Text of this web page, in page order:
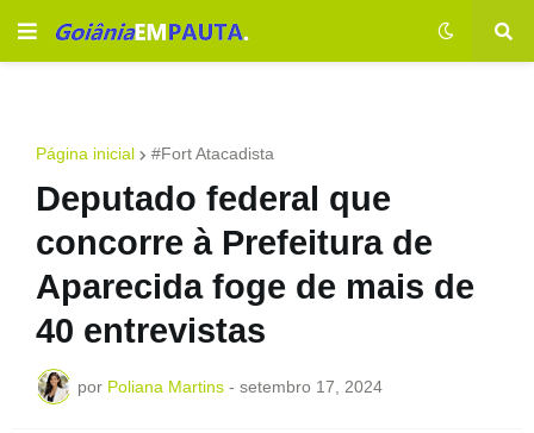
Página inicial #Fort Atacadista
Deputado federal que
concorre à Prefeitura de
Aparecida foge de mais de
40 entrevistas
por Poliana Martins - setembro 17, 2024